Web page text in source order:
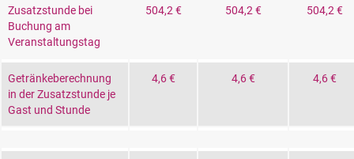
Zusatzstunde bei
Buchung am
Veranstaltungstag
504,2 € 504,2 € 504,2 €
Getränkeberechnung
in der Zusatzstunde je
Gast und Stunde
4,6 € 4,6 € 4,6 €